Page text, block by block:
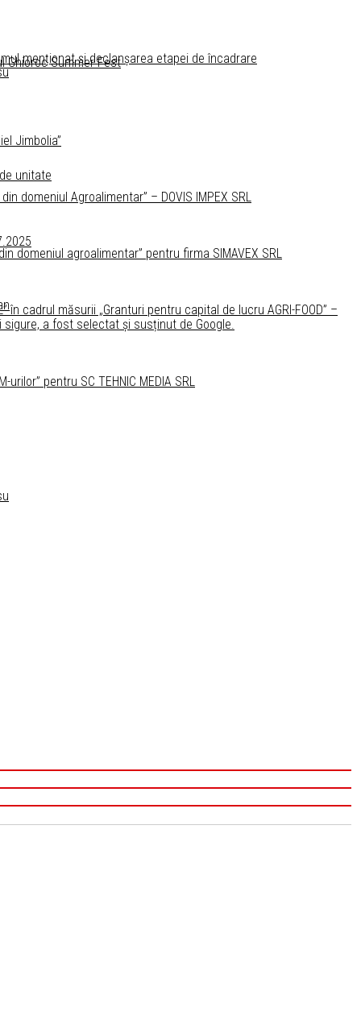
Ghioroc Summer Fest
unitate
a fost selectat și susținut de Google.
menționat și declanșarea etapei de încadrare
Jimbolia”
domeniul Agroalimentar” – DOVIS IMPEX SRL
domeniul agroalimentar” pentru firma SIMAVEX SRL
în cadrul măsurii „Granturi pentru capital de lucru AGRI-FOOD” –
pentru SC TEHNIC MEDIA SRL